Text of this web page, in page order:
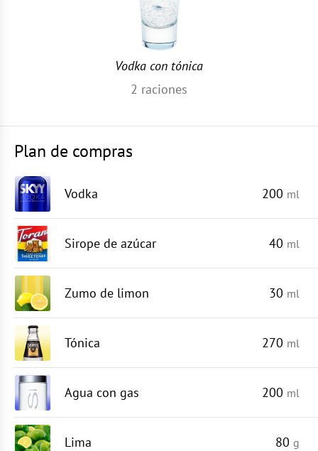
Vodka con tónica
2 raciones
Plan de compras
Vodka 200 ml
Sirope de azúcar 40 ml
Zumo de limon 30 ml
Tónica 270 ml
Agua con gas 200 ml
Lima 80 g